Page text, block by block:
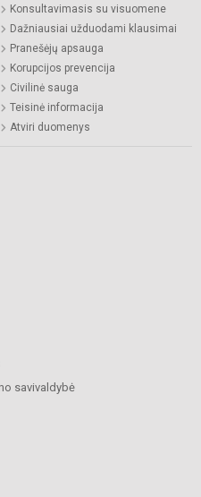
Konsultavimasis su visuomene
Dažniausiai užduodami klausimai
Pranešėjų apsauga
Korupcijos prevencija
Civilinė sauga
Teisinė informacija
Atviri duomenys
savivaldybė